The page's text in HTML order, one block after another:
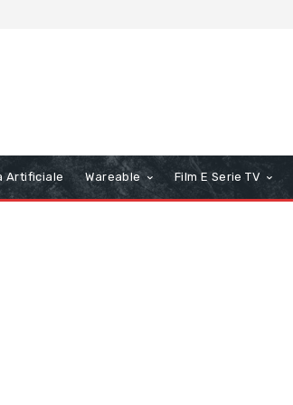
Artificiale Wareable Film E Serie TV